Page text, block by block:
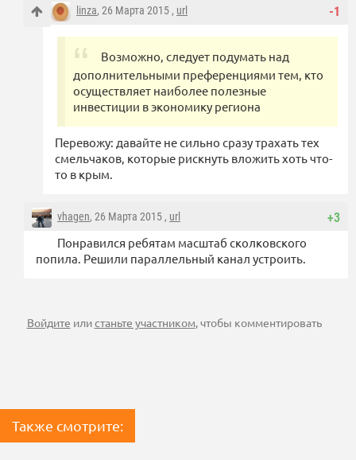
-1
linza, 26 Марта 2015 , url
Возможно, следует подумать над
дополнительными преференциями тем, кто
осуществляет наиболее полезные
инвестиции в экономику региона
Перевожу: давайте не сильно сразу трахать тех
смельчаков, которые рискнуть вложить хоть что-
то в крым.
+3
vhagen, 26 Марта 2015 , url
Понравился ребятам масштаб сколковского
попила. Решили параллельный канал устроить.
Войдите илистаньте участником, чтобы комментировать
Также смотрите: